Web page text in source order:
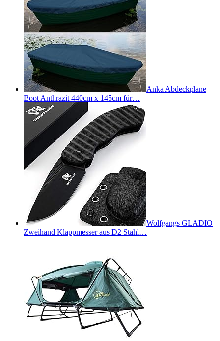
Anka Abdeckplane
Boot Anthrazit 440cm x 145cm für…
Wolfgangs GLADIO
Zweihand Klappmesser aus D2 Stahl…